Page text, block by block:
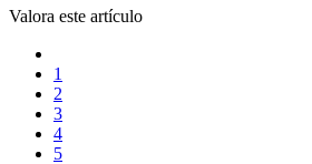
Valora este artículo
1
2
3
4
5